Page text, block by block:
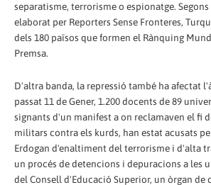
separatisme, terrorisme o espionatge.
elaborat per Reporters Sense Fronteres,
dels 180 països que formen el Rànquing
Premsa.
D'altra banda, la repressió també ha afectat
passat 11 de Gener, 1.200 docents de 89
signants d'un manifest a on reclamaven el fi
militars contra els kurds, han estat acusats
Erdogan d'enaltiment del terrorisme i d'alta
un procés de detencions i depuracions a les
del Consell d'Educació Superior, un òrgan